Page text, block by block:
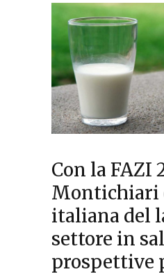
Con la FAZI
Montichiari
italiana del
settore in
prospettive